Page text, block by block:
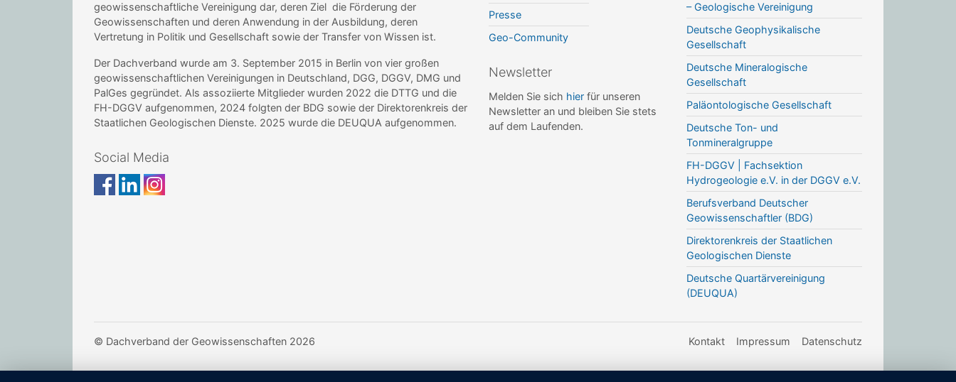
geowissenschaftliche Vereinigung dar, deren Ziel die Förderung der
Geowissenschaften und deren Anwendung in der Ausbildung, deren
Vertretung in Politik und Gesellschaft sowie der Transfer von Wissen ist.
Der Dachverband wurde am 3. September 2015 in Berlin von vier großen
geowissenschaftlichen Vereinigungen in Deutschland, DGG, DGGV, DMG und
PalGes gegründet. Als assoziierte Mitglieder wurden 2022 die DTTG und die
FH-DGGV aufgenommen, 2024 folgten der BDG sowie der Direktorenkreis der
Staatlichen Geologischen Dienste. 2025 wurde die DEUQUA aufgenommen.
Social Media
Presse
Geo-Community
Newsletter
Melden Sie sich hier für unseren
Newsletter an und bleiben Sie stets
auf dem Laufenden.
– Geologische Vereinigung
Deutsche Geophysikalische
Gesellschaft
Deutsche Mineralogische
Gesellschaft
Paläontologische Gesellschaft
Deutsche Ton- und
Tonmineralgruppe
FH-DGGV | Fachsektion
Hydrogeologie e.V. in der DGGV e.V.
Berufsverband Deutscher
Geowissenschaftler (BDG)
Direktorenkreis der Staatlichen
Geologischen Dienste
Deutsche Quartärvereinigung
(DEUQUA)
© Dachverband der Geowissenschaften 2026 Kontakt Impressum Datenschutz